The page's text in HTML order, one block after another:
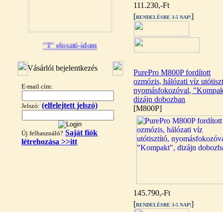
"T" elosztó-idom
3/8"x1/4"x3/8", Quick
360,-Ft
Vásárlói bejelentkezés
E-mail cím:
Jelszó: (elfelejtett jelszó)
Új felhasználó? Saját fiók
létrehozása >>itt
111.230,-Ft
[RENDELÉSRE 3-5 NAP!]
PurePro M800P fordított
ozmózis, hálózati víz
nyomásfokozóval,
dizájn dobozban
[M800P]
145.790,-Ft
[RENDELÉSRE 3-5 NAP!]